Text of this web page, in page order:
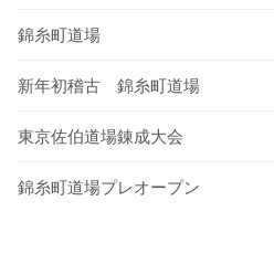
錦糸町道場
新年初稽古 錦糸町道場
東京佐伯道場錬成大会
錦糸町道場プレオープン